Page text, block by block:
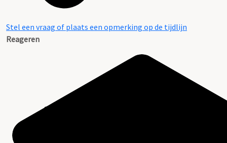
Stel een vraag of plaats een opmerking op de tijdlijn
Reageren